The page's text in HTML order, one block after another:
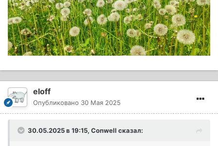
eloff
Опубликовано 30 Мая 2025
30.05.2025 в 19:15, Conwell сказал: